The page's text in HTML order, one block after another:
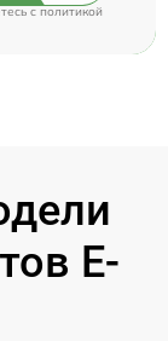
cполитикой
E-